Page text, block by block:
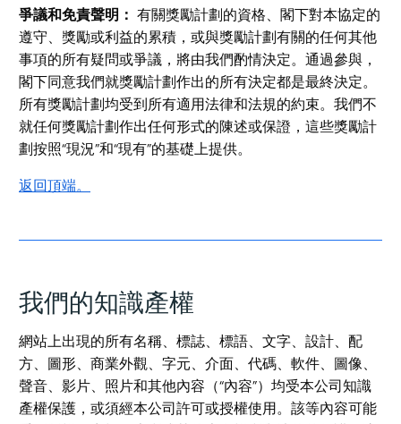
爭議和免責聲明： 有關獎勵計劃的資格、閣下對本協定的
遵守、獎勵或利益的累積，或與獎勵計劃有關的任何其他
事項的所有疑問或爭議，將由我們酌情決定。通過參與，
閣下同意我們就獎勵計劃作出的所有決定都是最終決定。
所有獎勵計劃均受到所有適用法律和法規的約束。我們不
就任何獎勵計劃作出任何形式的陳述或保證，這些獎勵計
劃按照“現況”和“現有”的基礎上提供。
返回頂端。
我們的知識產權
網站上出現的所有名稱、標誌、標語、文字、設計、配
方、圖形、商業外觀、字元、介面、代碼、軟件、圖像、
聲音、影片、照片和其他內容（“內容”）均受本公司知識
產權保護，或須經本公司許可或授權使用。該等內容可能